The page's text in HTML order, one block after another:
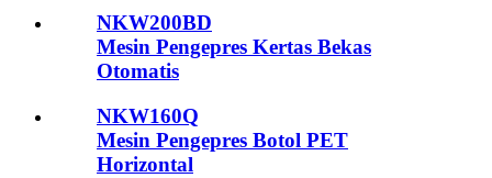
NKW200BD
Mesin Pengepres Kertas Bekas
Otomatis
NKW160Q
Mesin Pengepres Botol PET
Horizontal